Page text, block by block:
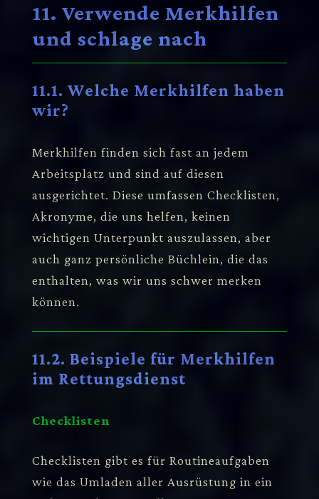
11. Verwende Merkhilfen
und schlage nach
11.1. Welche Merkhilfen haben
wir?
Merkhilfen finden sich fast an jedem
Arbeitsplatz und sind auf diesen
ausgerichtet. Diese umfassen Checklisten,
Akronyme, die uns helfen, keinen
wichtigen Unterpunkt auszulassen, aber
auch ganz persönliche Büchlein, die das
enthalten, was wir uns schwer merken
können.
11.2. Beispiele für Merkhilfen
im Rettungsdienst
Checklisten
Checklisten gibt es für Routineaufgaben
wie das Umladen aller Ausrüstung in ein